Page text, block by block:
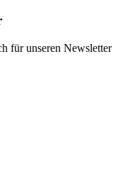
für unseren Newsletter